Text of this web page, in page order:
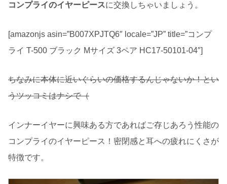
コンプライのイヤーピースに交換しちゃいましょう。
[amazonjs asin=”B007XPJTQ6″ locale=”JP” title=”コンプ
ライ T-500 ブラック Mサイズ 3ペア HC17-50101-04″]
ちなみに本体に近いぐらいの価格するんじゃないか！とい
うツッコミはナシで（
インナーイヤーに興味ある方であればご存じあろう性能の
コンプライのイヤーピース！密閉感と耳への疲れにくさが
特徴です。